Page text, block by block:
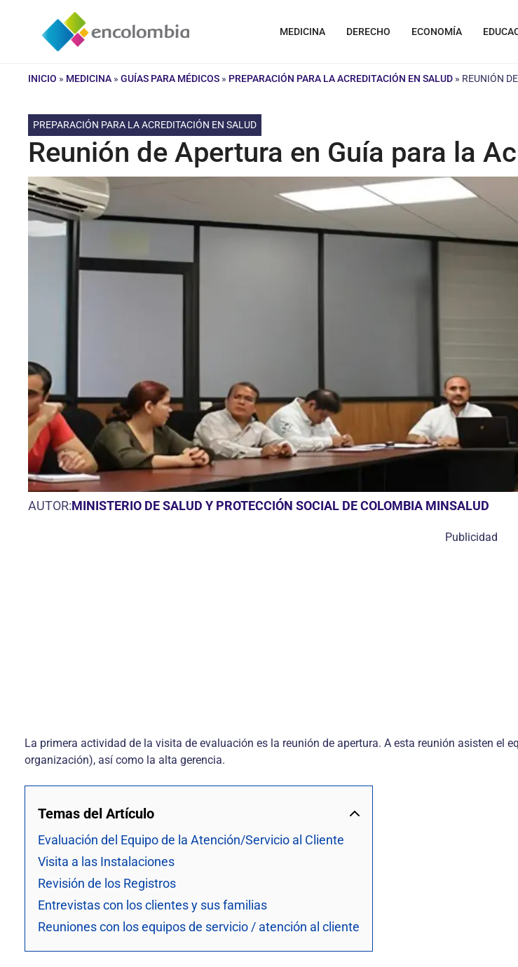
contenido
MEDICINA DERECHO ECONOMÍA
INICIO » MEDICINA » GUÍAS PARA MÉDICOS » PREPARACIÓN PARA LA ACREDITACIÓN EN SALUD » REUNIÓN
PREPARACIÓN PARA LA ACREDITACIÓN EN SALUD
Reunión de Apertura en Guía para la
AUTOR:MINISTERIO DE SALUD Y PROTECCIÓN SOCIAL DE COLOMBIA MINSALUD
Publicidad
La primera actividad de la visita de evaluación es la reunión de apertura. A esta reunión asisten el
organización), así como la alta gerencia.
Temas del Artículo
Evaluación del Equipo de la Atención/Servicio al Cliente
Visita a las Instalaciones
Revisión de los Registros
Entrevistas con los clientes y sus familias
Reuniones con los equipos de servicio / atención al cliente